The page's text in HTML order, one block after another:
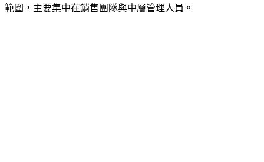
範圍，主要集中在銷售團隊與中層管理人員。